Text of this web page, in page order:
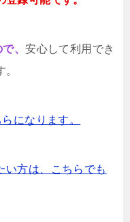
で、安心して利用でき
になります。
い方は、こちらでも